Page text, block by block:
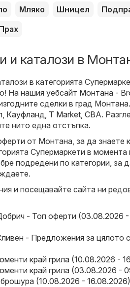
Мляко Шницел
и каталози в
в категорията
На нашия уебсайт Монтана -
сделки в град
, Кауфланд, T Market, CBA.
нито една отстъпка.
от Монтана, за да знаете
Супермаркети в момента
подредени по категории, за
и посещавайте сайта ни
- Топ оферти (03.08.2026 -
- Предложения за цялото
край грила (10.08.2026 -
край грила (03.08.2026 -
(10.08.2026 - 16.08.2026)